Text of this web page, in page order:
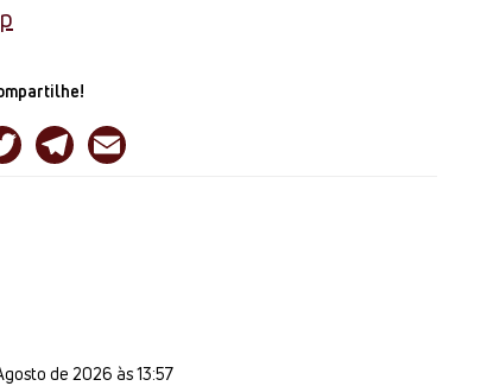
de 2026 às 13:57